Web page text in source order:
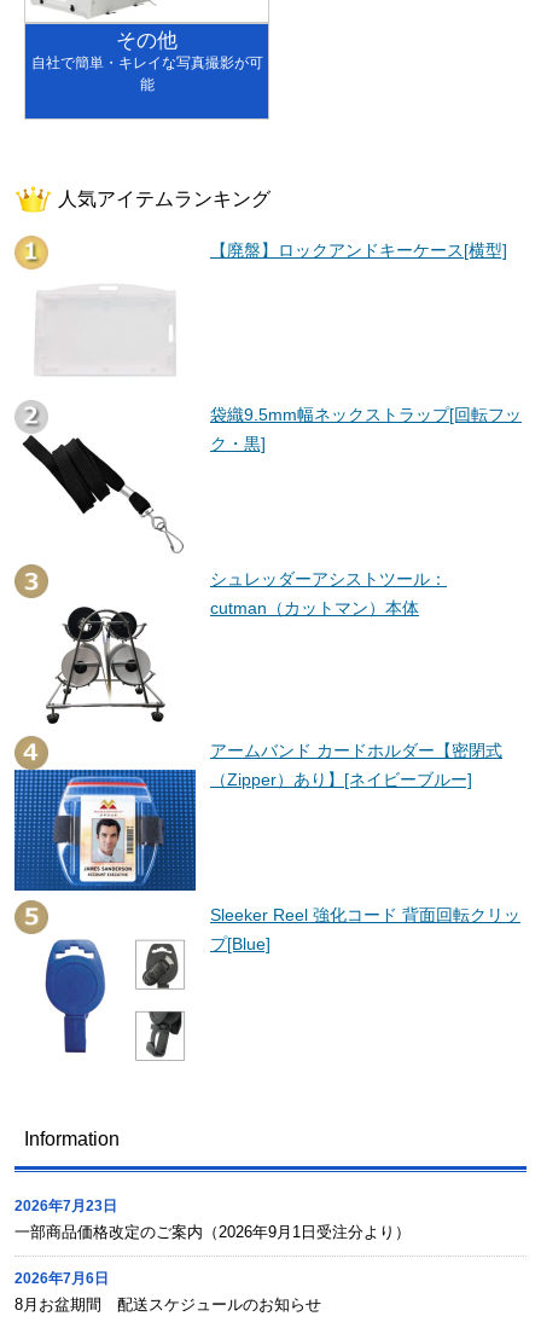
その他
自社で簡単・キレイな写真撮影が可
能
人気アイテムランキング
【廃盤】ロックアンドキーケース[横型]
袋織9.5mm幅ネックストラップ[回転フッ
ク・黒]
シュレッダーアシストツール：
cutman（カットマン）本体
アームバンド カードホルダー【密閉式
（Zipper）あり】[ネイビーブルー]
Sleeker Reel 強化コード 背面回転クリッ
プ[Blue]
Information
2026年7月23日
一部商品価格改定のご案内（2026年9月1日受注分より）
2026年7月6日
8月お盆期間 配送スケジュールのお知らせ